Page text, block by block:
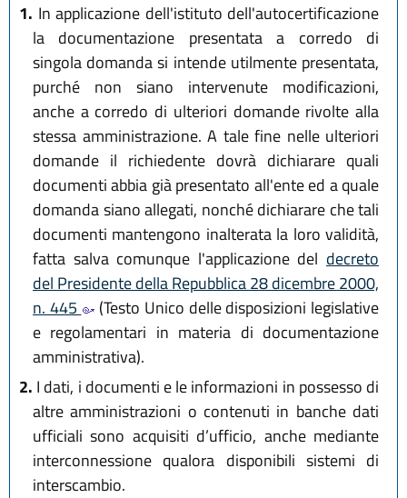
1. In applicazione dell'istituto dell'autocertificazione
la documentazione presentata a corredo di
singola domanda si intende utilmente presentata,
purché non siano intervenute modificazioni,
anche a corredo di ulteriori domande rivolte alla
stessa amministrazione. A tale fine nelle ulteriori
domande il richiedente dovrà dichiarare quali
documenti abbia già presentato all'ente ed a quale
domanda siano allegati, nonché dichiarare che tali
documenti mantengono inalterata la loro validità,
fatta salva comunque l'applicazione del decreto
del Presidente della Repubblica 28 dicembre 2000,
n. 445
(Testo Unico delle disposizioni legislative
e regolamentari in materia di documentazione
amministrativa).
2. I dati, i documenti e le informazioni in possesso di
altre amministrazioni o contenuti in banche dati
ufficiali sono acquisiti d’ufficio, anche mediante
interconnessione qualora disponibili sistemi di
interscambio.